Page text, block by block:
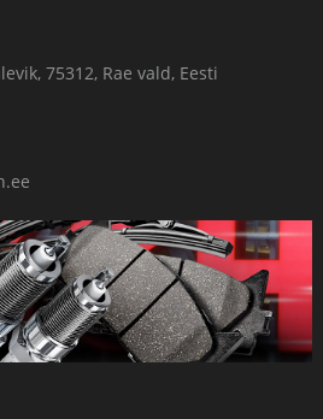
75312, Rae vald, Eesti